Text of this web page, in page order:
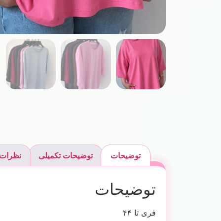
توضیحات توضیحات تکمیلی نظرات
توضیحات
فری تا ۴۴